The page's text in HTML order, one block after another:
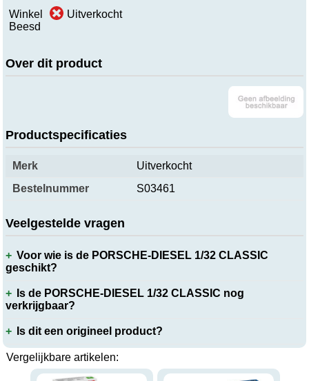
Winkel
Beesd
Uitverkocht
Over dit product
Productspecificaties
Merk
Uitverkocht
Bestelnummer
S03461
Veelgestelde vragen
Voor wie is de PORSCHE-DIESEL 1/32 CLASSIC
geschikt?
Is de PORSCHE-DIESEL 1/32 CLASSIC nog
verkrijgbaar?
Is dit een origineel product?
Vergelijkbare artikelen: